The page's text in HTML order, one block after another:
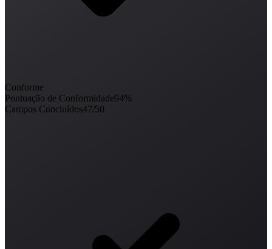
Conforme
Pontuação de Conformidade94%
Campos Concluídos47/50